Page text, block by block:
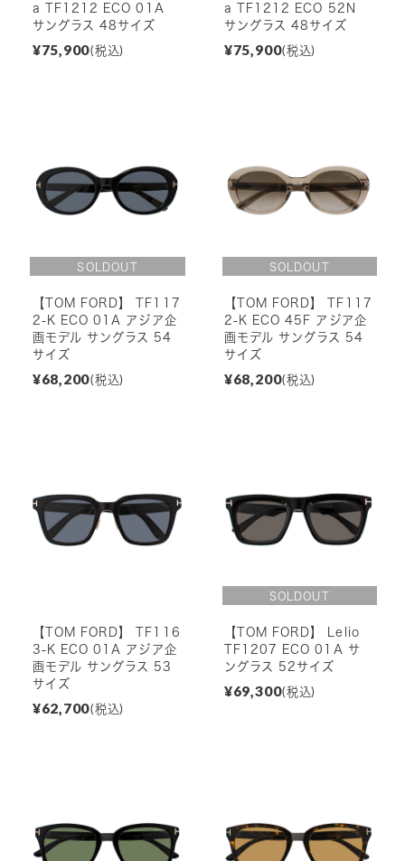
a TF1212 ECO 01A
サングラス 48サイズ
¥75,900(税込)
a TF1212 ECO 52N
サングラス 48サイズ
¥75,900(税込)
【TOM FORD】 TF117
2-K ECO 01A アジア企
画モデル サングラス 54
サイズ
¥68,200(税込)
【TOM FORD】 TF117
2-K ECO 45F アジア企
画モデル サングラス 54
サイズ
¥68,200(税込)
【TOM FORD】 TF116
3-K ECO 01A アジア企
画モデル サングラス 53
サイズ
¥62,700(税込)
【TOM FORD】 Lelio
TF1207 ECO 01A サ
ングラス 52サイズ
¥69,300(税込)